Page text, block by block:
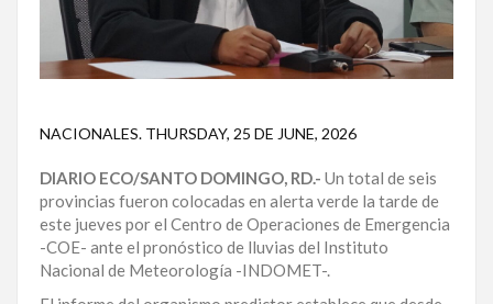
INVESTIGACIÓN
PROVINCIAS
NACIONAL
SANTO
DOMINGO
SANTIAGO
SAN
NACIONALES. THURSDAY, 25 DE JUNE, 2026
DIARIO ECO/SANTO DOMINGO, RD.- Un total de seis
provincias fueron colocadas en alerta verde la tarde de
este jueves por el Centro de Operaciones de Emergencia
-COE- ante el pronóstico de lluvias del Instituto
Nacional de Meteorología -INDOMET-.